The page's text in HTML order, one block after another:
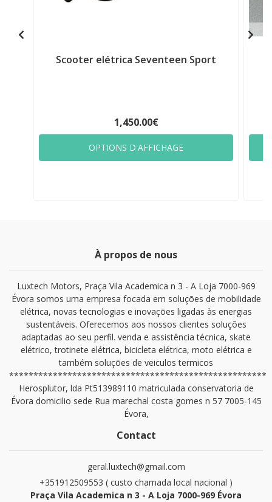
Scooter elétrica Seventeen Sport
1,450.00€
OPTIONS D'AFFICHAGE
À propos de nous
Luxtech Motors, Praça Vila Academica n 3 - A Loja 7000-969
Évora somos uma empresa focada em soluções de mobilidade
elétrica, novas tecnologias e inovações ligadas às energias
sustentáveis. Oferecemos aos nossos clientes soluções
adaptadas ao seu perfil. venda e assistência técnica, skate
elétrico, trotinete elétrica, bicicleta elétrica, moto elétrica e
também soluções de veiculos termicos
*****************************************************
Herosplutor, lda Pt513989110 matriculada conservatoria de
Évora domicilio sede Rua marechal costa gomes n 57 7005-145
Évora,
Contact
geral.luxtech@gmail.com
+351912509553 ( custo chamada local nacional )
Praça Vila Academica n 3 - A Loja 7000-969 Évora